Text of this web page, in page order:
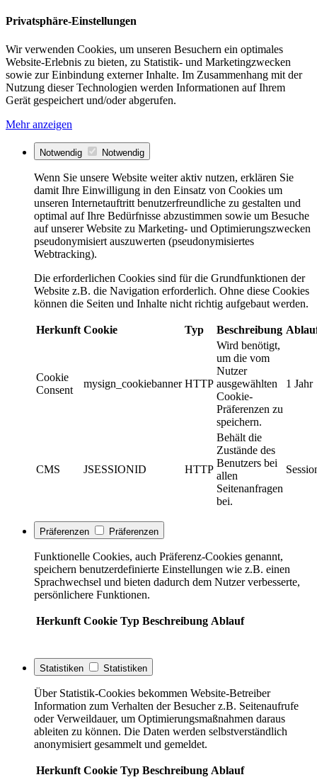
Privatsphäre-Einstellungen
Wir verwenden Cookies, um unseren Besuchern ein optimales
Website-Erlebnis zu bieten, zu Statistik- und Marketingzwecken
sowie zur Einbindung externer Inhalte. Im Zusammenhang mit der
Nutzung dieser Technologien werden Informationen auf Ihrem
Gerät gespeichert und/oder abgerufen.
Mehr anzeigen
Notwendig Notwendig
Wenn Sie unsere Website weiter aktiv nutzen, erklären Sie
damit Ihre Einwilligung in den Einsatz von Cookies um
unseren Internetauftritt benutzerfreundliche zu gestalten und
optimal auf Ihre Bedürfnisse abzustimmen sowie um Besuche
auf unserer Website zu Marketing- und Optimierungszwecken
pseudonymisiert auszuwerten (pseudonymisiertes
Webtracking).
Die erforderlichen Cookies sind für die Grundfunktionen der
Website z.B. die Navigation erforderlich. Ohne diese Cookies
können die Seiten und Inhalte nicht richtig aufgebaut werden.
Herkunft Cookie Typ Beschreibung
Cookie
Consent
mysign_cookiebanner HTTP
Wird benötigt,
um die vom
Nutzer
ausgewählten
Cookie-
Präferenzen zu
speichern.
1 Jahr
CMS JSESSIONID HTTP
Behält die
Zustände des
Benutzers bei
allen
Seitenanfragen
bei.
Präferenzen Präferenzen
Funktionelle Cookies, auch Präferenz-Cookies genannt,
speichern benutzerdefinierte Einstellungen wie z.B. einen
Sprachwechsel und bieten dadurch dem Nutzer verbesserte,
persönlichere Funktionen.
Herkunft Cookie Typ Beschreibung Ablauf
Statistiken Statistiken
Über Statistik-Cookies bekommen Website-Betreiber
Information zum Verhalten der Besucher z.B. Seitenaufrufe
oder Verweildauer, um Optimierungsmaßnahmen daraus
ableiten zu können. Die Daten werden selbstverständlich
anonymisiert gesammelt und gemeldet.
Herkunft Cookie Typ Beschreibung Ablauf